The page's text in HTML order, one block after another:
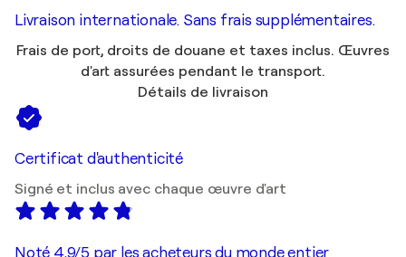
Livraison internationale. Sans frais supplémentaires.
Frais de port, droits de douane et taxes inclus. Œuvres
d'art assurées pendant le transport.
Détails de livraison
Certificat d'authenticité
Signé et inclus avec chaque œuvre d'art
Noté 4,9/5 par les acheteurs du monde entier